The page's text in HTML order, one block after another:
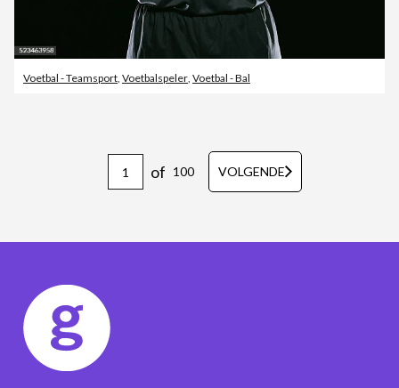
Voetbal - Teamsport, Voetbalspeler, Voetbal - Bal
of 100 VOLGENDE